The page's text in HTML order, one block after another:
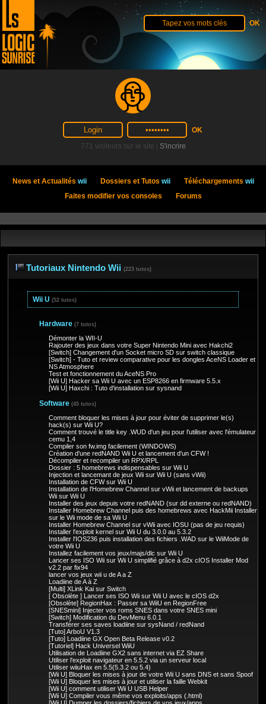
771 visiteurs sur le site | S'incrire
News et Actualités wii Dossiers et Tutos wii Téléchargements wii
Faites modifier vos consoles
Forums
Tutoriaux Nintendo Wii (223 tutos)
Wii U (52 tutos)
Hardware (7 tutos)
Démonter la WII-U
Rajouter des jeux dans votre Super Nintendo Mini avec Hakchi2
[Switch] Changement d'un Socket micro SD sur switch classique
[Switch] - Tuto et review comparative pour les dongles AceNS Loader et
NS Atmosphere
Test et fonctionnement du AceNS Pro
[Wii U] Hacker sa Wii U avec un ESP8266 en firmware 5.5.x
[Wii U] Haxchi : Tuto d'installation sur sysnand
Software (45 tutos)
Comment bloquer les mises à jour pour éviter de supprimer le(s)
hack(s) sur Wii U?
Comment trouvé le title key .WUD d'un jeu pour l'utiliser avec l'émulateur
cemu 1,4
Compiler son fw.img facilement (WINDOWS)
Création d'une redNAND Wii U et lancement d'un CFW !
Décompiler et recompiler un RPX/RPL
Dossier : 5 homebrews indispensables sur Wii U
Injection et lancemant de jeux Wii sur Wii U (sans vWii)
Installation de CFW sur Wii U
Installation de l'Homebrew Channel sur vWii et lancement de backups
Wii sur Wii U
Installer des jeux depuis votre redNAND (sur dd externe ou redNAND)
Installer Homebrew Channel puis des homebrews avec HackMii Installer
sur le Wii mode de sa Wii U
Installer Homebrew Channel sur vWii avec IOSU (pas de jeu requis)
Installer l'exploit kernel sur Wii U du 3.0.0 au 5.3.2
Installer l'IOS236 puis installation des fichiers .WAD sur le WiiMode de
votre Wii U
Installez facilement vos jeux/majs/dlc sur Wii U
Lancer ses ISO Wii sur Wii U simplifié grâce à d2x cIOS Installer Mod
v2.2 par fix94
lancer vos jeux wii u de A a Z
Loadiine de A à Z
[Multi] XLink Kai sur Switch
[ Obsolète ] Lancer ses ISO Wii sur Wii U avec le cIOS d2x
[Obsolète] RegionHax : Passer sa WiiU en RegionFree
[SNESmini] Injecter vos roms SNES dans votre SNES mini
[Switch] Modification du DevMenu 6.0.1
Transférer ses saves loadiine sur sysNand / redNand
[Tuto] ArboU V1.3
[Tuto] Loadiine GX Open Beta Release v0.2
[Tutoriel] Hack Universel WiiU
Utilisation de Loadiine GX2 sans internet via EZ Share
Utiliser l'exploit navigateur en 5.5.2 via un serveur local
Utiliser wiiuHax en 5.5(5.3.2 ou 5.4)
[Wii U] Bloquer les mises à jour de votre Wii U sans DNS et sans Spoof
[Wii U] Bloquer les mises à jour et utiliser la faille Webkit
[Wii U] comment utiliser Wii U USB Helper
[Wii U] Compiler vous même vos exploits/apps (.html)